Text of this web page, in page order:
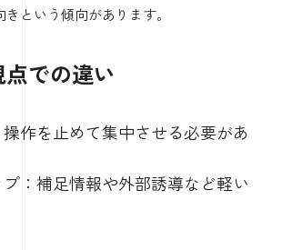
という傾向があります。
での違い
作を止めて集中させる必要があ
：補足情報や外部誘導など軽い